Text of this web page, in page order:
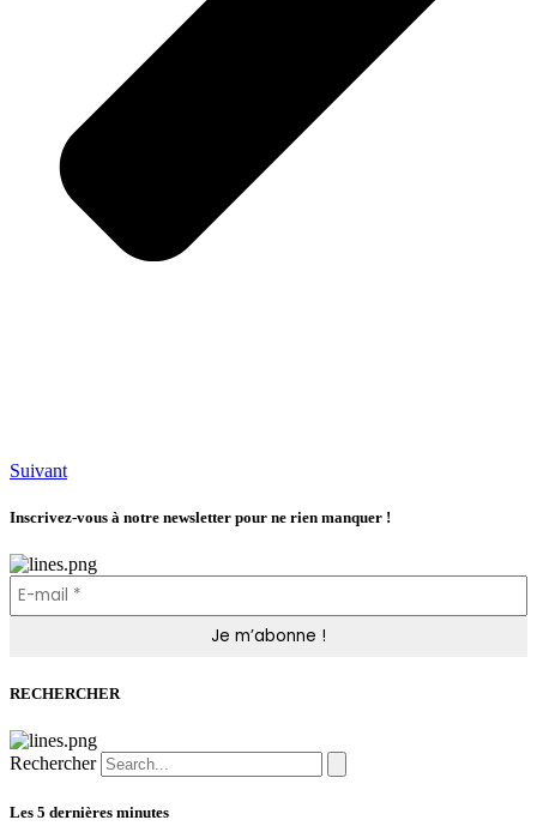
Suivant
Inscrivez-vous à notre newsletter pour ne rien manquer !
RECHERCHER
Rechercher
Les 5 dernières minutes